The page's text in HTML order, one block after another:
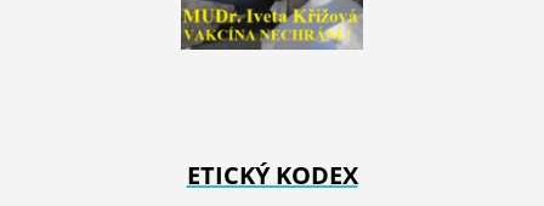
ETICKÝ KODEX